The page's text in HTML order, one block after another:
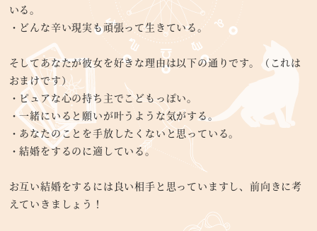
いる。
・どんな辛い現実も頑張って生きている。
そしてあなたが彼女を好きな理由は以下の通りです。（これは
おまけです）
・ピュアな心の持ち主でこどもっぽい。
・一緒にいると願いが叶うような気がする。
・あなたのことを手放したくないと思っている。
・結婚をするのに適している。
お互い結婚をするには良い相手と思っていますし、前向きに考
えていきましょう！